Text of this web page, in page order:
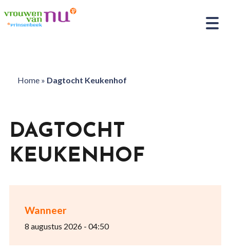
Home» Dagtocht Keukenhof
Wanneer
8 augustus 2026 - 04:50
DAGTOCHT
KEUKENHOF